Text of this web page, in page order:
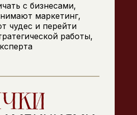
с бизнесами,
маркетинг,
чудес и перейти
работы,